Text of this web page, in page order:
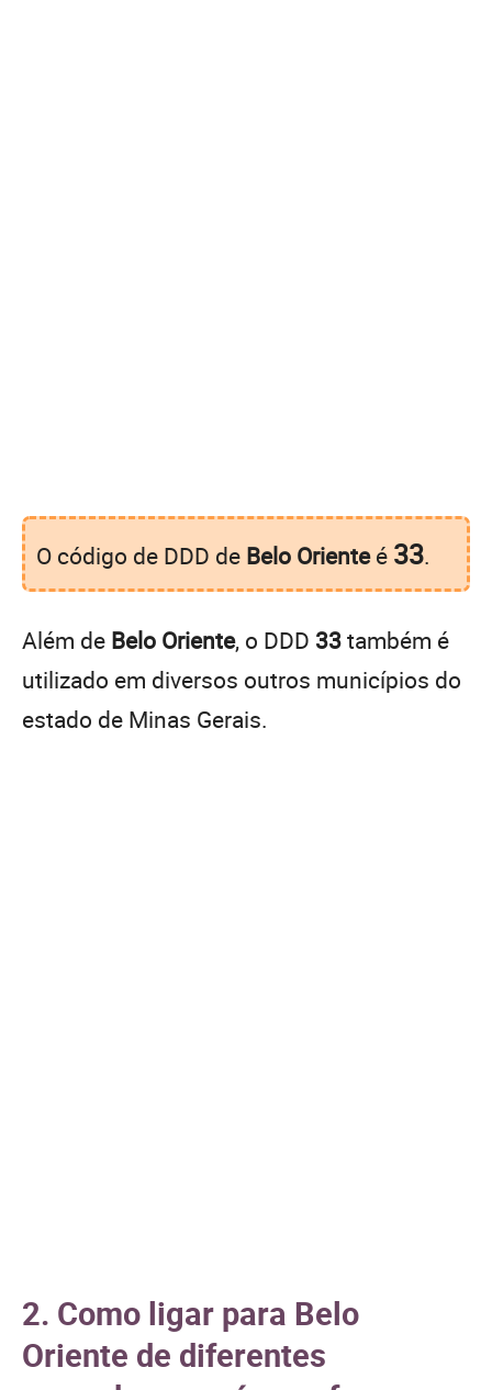
O código de DDD de Belo Orienteé 33.
Além de Belo Oriente, o DDD 33também é
utilizado em diversos outros municípios do
estado de Minas Gerais.
2. Como ligar para Belo
Oriente de diferentes